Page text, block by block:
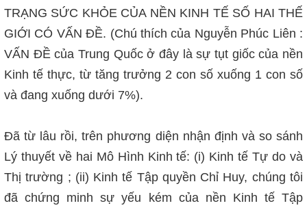
TRẠNG SỨC KHỎE CỦA NỀN KINH TẾ SỐ HAI THẾ
GIỚI CÓ VẤN ĐỀ. (Chú thích của Nguyễn Phúc Liên :
VẤN ĐỀ của Trung Quốc ở đây là sự tụt giốc của nền
Kinh tế thực, từ tăng trưởng 2 con số xuống 1 con số
và đang xuống dưới 7%).
Đã từ lâu rồi, trên phương diện nhận định và so sánh
Lý thuyết về hai Mô Hình Kinh tế: (i) Kinh tế Tự do và
Thị trường ; (ii) Kinh tế Tập quyền Chỉ Huy, chúng tôi
đã chứng minh sự yếu kém của nền Kinh tế Tập